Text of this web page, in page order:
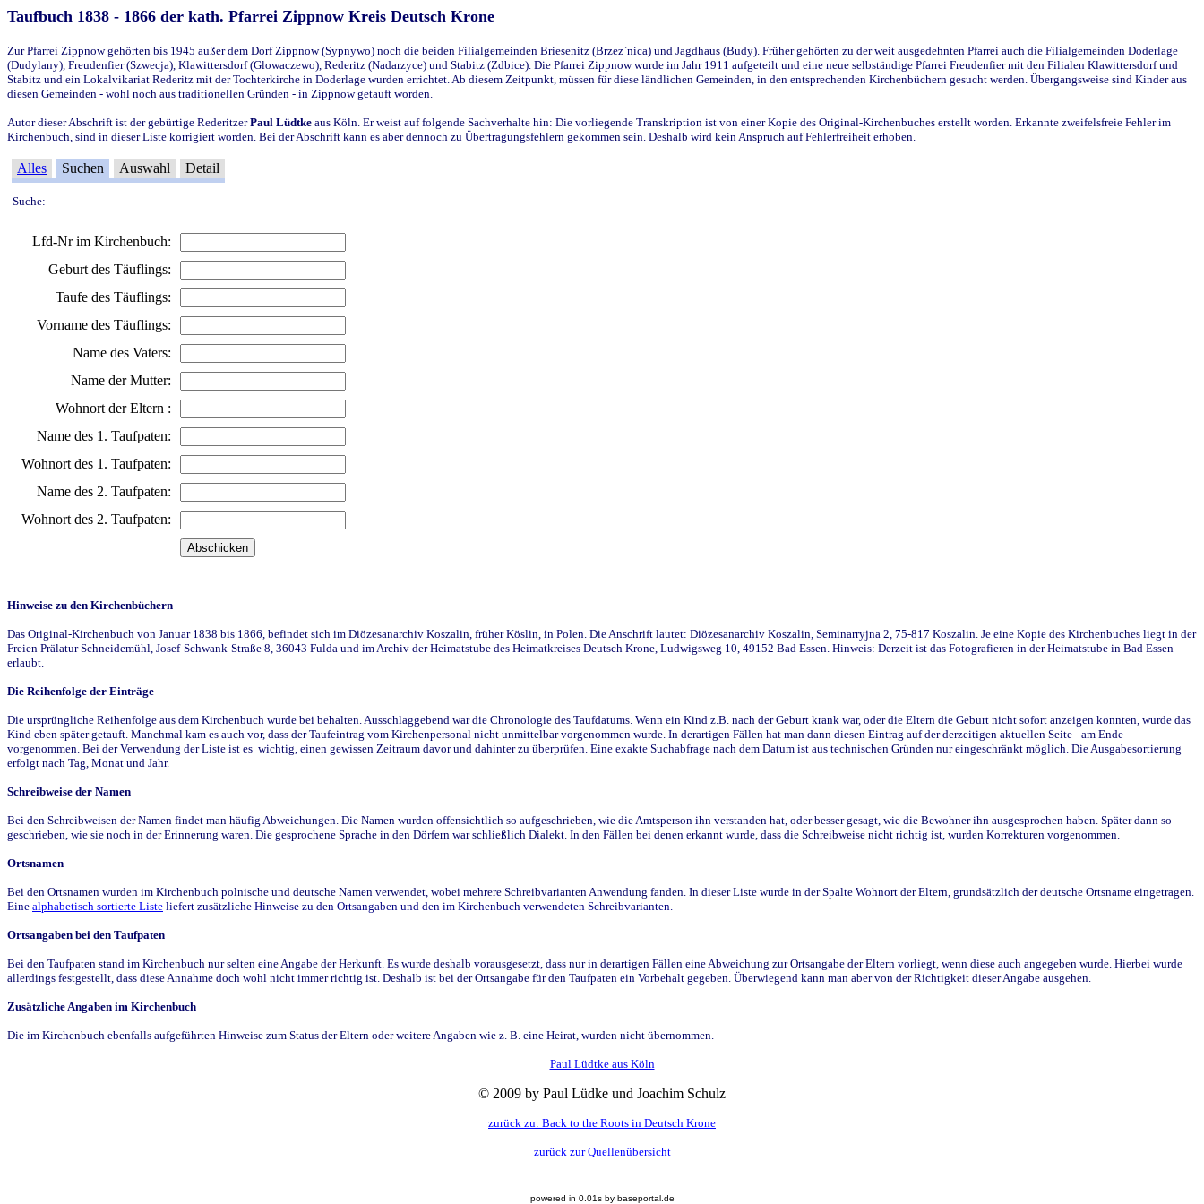
Taufbuch 1838 - 1866 der kath. Pfarrei Zippnow Kreis Deutsch Krone
Zur Pfarrei Zippnow gehörten bis 1945 außer dem Dorf Zippnow (Sypnywo) noch die beiden Filialgemeinden Briesenitz (Brzez`nica) und Jagdhaus (Budy). Früher gehörten zu der weit ausgedehnten Pfarrei auch die Filialgemeinden Doderlage
(Dudylany), Freudenfier (Szwecja), Klawittersdorf (Glowaczewo), Rederitz (Nadarzyce) und Stabitz (Zdbice). Die Pfarrei Zippnow wurde im Jahr 1911 aufgeteilt und eine neue selbständige Pfarrei Freudenfier mit den Filialen Klawittersdorf und
Stabitz und ein Lokalvikariat Rederitz mit der Tochterkirche in Doderlage wurden errichtet. Ab diesem Zeitpunkt, müssen für diese ländlichen Gemeinden, in den entsprechenden Kirchenbüchern gesucht werden. Übergangsweise sind Kinder aus
diesen Gemeinden - wohl noch aus traditionellen Gründen - in Zippnow getauft worden.
Autor dieser Abschrift ist der gebürtige RederitzerPaul Lüdtke aus Köln. Er weist auf folgende Sachverhalte hin: Die vorliegende Transkription ist von einer Kopie des Original-Kirchenbuches erstellt worden. Erkannte zweifelsfreie Fehler im
Kirchenbuch, sind in dieser Liste korrigiert worden. Bei der Abschrift kann es aber dennoch zu Übertragungsfehlern gekommen sein. Deshalb wird kein Anspruch auf Fehlerfreiheit erhoben.
Alles Suchen Auswahl Detail
Suche:
Lfd-Nr im Kirchenbuch:
Geburt des Täuflings:
Taufe des Täuflings:
Vorname des Täuflings:
Name des Vaters:
Name der Mutter:
Wohnort der Eltern :
Name des 1. Taufpaten:
Wohnort des 1. Taufpaten:
Name des 2. Taufpaten:
Wohnort des 2. Taufpaten:
Hinweise zu den Kirchenbüchern
Das Original-Kirchenbuch von Januar 1838 bis 1866, befindet sich im Diözesanarchiv Koszalin, früher Köslin, in Polen. Die Anschrift lautet: Diözesanarchiv Koszalin, Seminarryjna 2, 75-817 Koszalin. Je eine Kopie des Kirchenbuches liegt in der
Freien Prälatur Schneidemühl, Josef-Schwank-Straße 8, 36043 Fulda und im Archiv der Heimatstube des Heimatkreises Deutsch Krone, Ludwigsweg 10, 49152 Bad Essen. Hinweis: Derzeit ist das Fotografieren in der Heimatstube in Bad Essen
erlaubt.
Die Reihenfolge der Einträge
Die ursprüngliche Reihenfolge aus dem Kirchenbuch wurde bei behalten. Ausschlaggebend war die Chronologie des Taufdatums. Wenn ein Kind z.B. nach der Geburt krank war, oder die Eltern die Geburt nicht sofort anzeigen konnten, wurde das
Kind eben später getauft. Manchmal kam es auch vor, dass der Taufeintrag vom Kirchenpersonal nicht unmittelbar vorgenommen wurde. In derartigen Fällen hat man dann diesen Eintrag auf der derzeitigen aktuellen Seite - am Ende -
vorgenommen. Bei der Verwendung der Liste ist es wichtig, einen gewissen Zeitraum davor und dahinter zu überprüfen. Eine exakte Suchabfrage nach dem Datum ist aus technischen Gründen nur eingeschränkt möglich. Die Ausgabesortierung
erfolgt nach Tag, Monat und Jahr.
Schreibweise der Namen
Bei den Schreibweisen der Namen findet man häufig Abweichungen. Die Namen wurden offensichtlich so aufgeschrieben, wie die Amtsperson ihn verstanden hat, oder besser gesagt, wie die Bewohner ihn ausgesprochen haben. Später dann so
geschrieben, wie sie noch in der Erinnerung waren. Die gesprochene Sprache in den Dörfern war schließlich Dialekt. In den Fällen bei denen erkannt wurde, dass die Schreibweise nicht richtig ist, wurden Korrekturen vorgenommen.
Ortsnamen
Bei den Ortsnamen wurden im Kirchenbuch polnische und deutsche Namen verwendet, wobei mehrere Schreibvarianten Anwendung fanden. In dieser Liste wurde in der Spalte Wohnort der Eltern, grundsätzlich der deutsche Ortsname eingetragen.
Eine alphabetisch sortierte Liste liefert zusätzliche Hinweise zu den Ortsangaben und den im Kirchenbuch verwendeten Schreibvarianten.
Ortsangaben bei den Taufpaten
Bei den Taufpaten stand im Kirchenbuch nur selten eine Angabe der Herkunft. Es wurde deshalb vorausgesetzt, dass nur in derartigen Fällen eine Abweichung zur Ortsangabe der Eltern vorliegt, wenn diese auch angegeben wurde. Hierbei wurde
allerdings festgestellt, dass diese Annahme doch wohl nicht immer richtig ist. Deshalb ist bei der Ortsangabe für den Taufpaten ein Vorbehalt gegeben. Überwiegend kann man aber von der Richtigkeit dieser Angabe ausgehen.
Zusätzliche Angaben im Kirchenbuch
Die im Kirchenbuch ebenfalls aufgeführten Hinweise zum Status der Eltern oder weitere Angaben wie z. B. eine Heirat, wurden nicht übernommen.
Paul Lüdtke aus Köln
© 2009 by Paul Lüdke und Joachim Schulz
zurück zu: Back to the Roots in Deutsch Krone
zurück zur Quellenübersicht
powered in 0.01s by baseportal.de